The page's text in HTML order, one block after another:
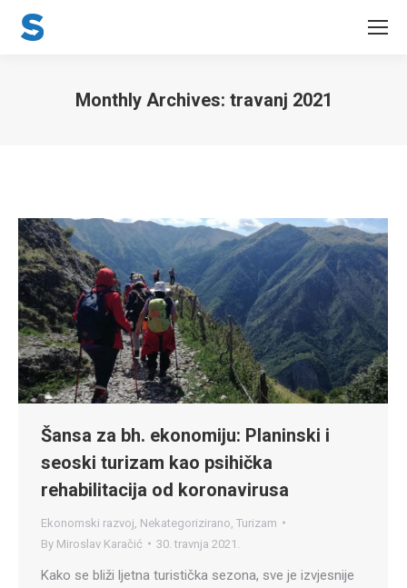
Monthly Archives: travanj 2021
Šansa za bh. ekonomiju: Planinski i
seoski turizam kao psihička
rehabilitacija od koronavirusa
Ekonomski razvoj Nekategorizirano Turizam
By Miroslav Karačić 30. travnja 2021.
Kako se bliži ljetna turistička sezona, sve je izvjesnije